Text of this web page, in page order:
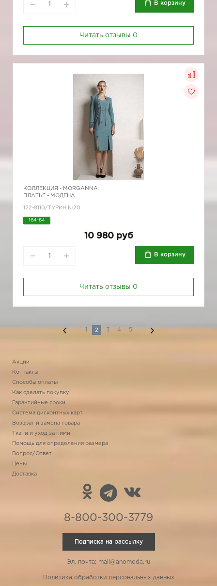
В корзину
Читать отзывы 0
КОЛЛЕКЦИЯ - MORGANNA
ПЛАТЬЕ - МОДЕНА
122-8110/ТУРИН №20
164-84
10 980 руб
В корзину
Читать отзывы 0
1 2 3 4 5
Акции
Контакты
Способы оплаты
Как сделать покупку
Гарантийные сроки
Система дисконтных карт
Возврат и замена товара
Ткани и уход за ними
Помощь для определения размера
Вопрос/Ответ
Цены
Доставка
8-800-300-3779
Подписка на рассылку
Эл. почта: mail@anomoda.ru
Политика обработки персональных данных